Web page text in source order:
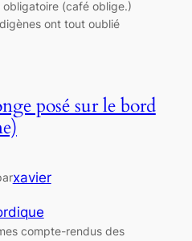
(café oblige.)
ont tout oublié
posé sur le bord
xavier
compte-rendus des